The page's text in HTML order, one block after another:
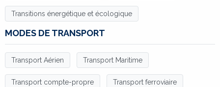
Transitions énergétique et écologique
MODES DE TRANSPORT
Transport Aérien Transport Maritime
Transport compte-propre Transport ferroviaire